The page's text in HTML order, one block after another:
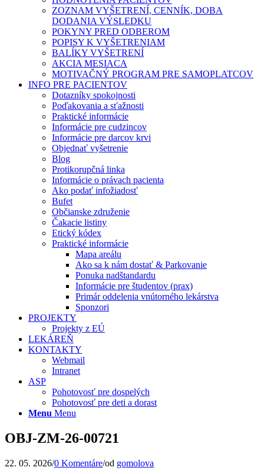
ZOZNAM VYŠETRENÍ, CENNÍK, DOBA
DODANIA VÝSLEDKU
POKYNY PRED ODBEROM
POPISY K VYŠETRENIAM
BALÍKY VYŠETRENÍ
AKCIA MESIACA
MOTIVAČNÝ PROGRAM PRE SAMOPLATCOV
INFO PRE PACIENTOV
Dotazníky spokojnosti
Poďakovania a sťažnosti
Praktické informácie
Informácie pre cudzincov
Informácie pre darcov krvi
Objednať vyšetrenie
Blog
Protikorupčná linka
Informácie o právach pacienta
Ako podať infožiadosť
Bufet
Občianske združenie
Čakacie listiny
Etický kódex
Praktické informácie
Mapa areálu
Ako sa k nám dostať & Parkovanie
Ponuka nadštandardu
Informácie pre študentov (prax)
Primár oddelenia vnútorného lekárstva
Sponzori
PROJEKTY
Projekty z EÚ
LEKÁREŇ
KONTAKTY
Webmail
Intranet
ASP
Pohotovosť pre dospelých
Pohotovosť pre deti a dorast
Menu Menu
OBJ-ZM-26-00721
22. 05. 2026/0 Komentáre/od gomolova